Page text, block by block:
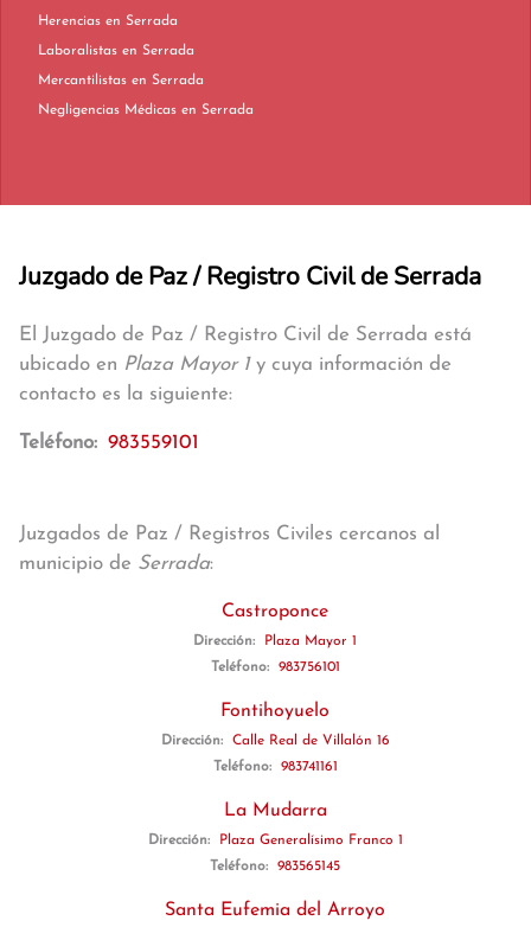
Herencias en Serrada
Laboralistas en Serrada
Mercantilistas en Serrada
Negligencias Médicas en Serrada
Juzgado de Paz / Registro Civil de Serrada
El Juzgado de Paz / Registro Civil de Serrada está
ubicado en Plaza Mayor 1y cuya información de
contacto es la siguiente:
Teléfono: 983559101
Juzgados de Paz / Registros Civiles cercanos al
municipio de Serrada:
Castroponce
Dirección:
Plaza Mayor 1
Teléfono:
983756101
Fontihoyuelo
Dirección:
Calle Real de Villalón 16
Teléfono:
983741161
La Mudarra
Dirección:
Plaza Generalísimo Franco 1
Teléfono:
983565145
Santa Eufemia del Arroyo